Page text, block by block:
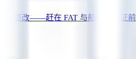
么整改——赶在 FAT 与船级社见证前